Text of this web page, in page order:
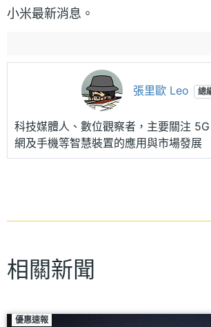
小米最新消息。
張里歐 Leo 總
科技媒體人、數位觀察者，主要關注
網及手機等智慧裝置的應用與市場發展
相關新聞
優惠速報